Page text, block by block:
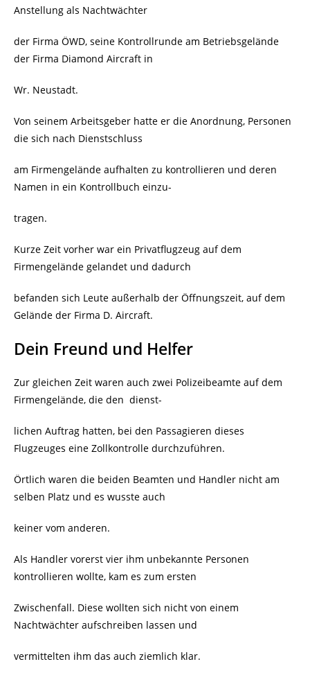
Anstellung als Nachtwächter
der Firma ÖWD, seine Kontrollrunde am Betriebsgelände
der Firma Diamond Aircraft in
Wr. Neustadt.
Von seinem Arbeitsgeber hatte er die Anordnung, Personen
die sich nach Dienstschluss
am Firmengelände aufhalten zu kontrollieren und deren
Namen in ein Kontrollbuch einzu-
tragen.
Kurze Zeit vorher war ein Privatflugzeug auf dem
Firmengelände gelandet und dadurch
befanden sich Leute außerhalb der Öffnungszeit, auf dem
Gelände der Firma D. Aircraft.
Dein Freund und Helfer
Zur gleichen Zeit waren auch zwei Polizeibeamte auf dem
Firmengelände, die den dienst-
lichen Auftrag hatten, bei den Passagieren dieses
Flugzeuges eine Zollkontrolle durchzuführen.
Örtlich waren die beiden Beamten und Handler nicht am
selben Platz und es wusste auch
keiner vom anderen.
Als Handler vorerst vier ihm unbekannte Personen
kontrollieren wollte, kam es zum ersten
Zwischenfall. Diese wollten sich nicht von einem
Nachtwächter aufschreiben lassen und
vermittelten ihm das auch ziemlich klar.